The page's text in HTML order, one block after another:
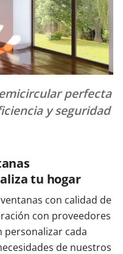
perfecta
y seguridad
tu hogar
con calidad de
con proveedores
personalizar cada
de nuestros